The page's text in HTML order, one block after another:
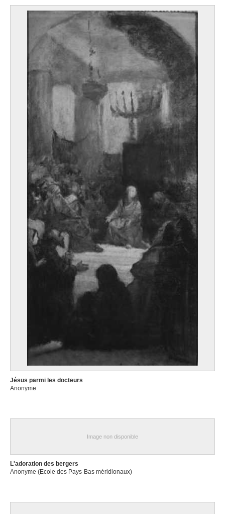
Jésus parmi les docteurs
Anonyme
Image non disponible
L'adoration des bergers
Anonyme (Ecole des Pays-Bas méridionaux)